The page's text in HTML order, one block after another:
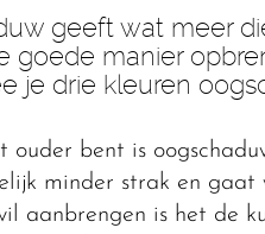
geeft wat meer
goede manier
je drie kleuren
ouder bent is
minder strak en
aanbrengen is het de